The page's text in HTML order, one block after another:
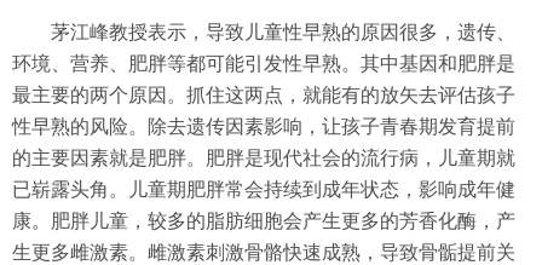
茅江峰教授表示，导致儿童性早熟的原因很多，遗传、
环境、营养、肥胖等都可能引发性早熟。其中基因和肥胖是
最主要的两个原因。抓住这两点，就能有的放矢去评估孩子
性早熟的风险。除去遗传因素影响，让孩子青春期发育提前
的主要因素就是肥胖。肥胖是现代社会的流行病，儿童期就
已崭露头角。儿童期肥胖常会持续到成年状态，影响成年健
康。肥胖儿童，较多的脂肪细胞会产生更多的芳香化酶，产
生更多雌激素。雌激素刺激骨骼快速成熟，导致骨骺提前关